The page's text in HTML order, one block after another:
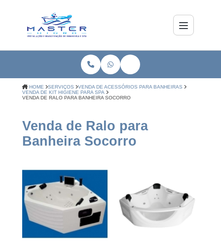
HOME SERVIÇOS
VENDA DE ACESSÓRIOS PARA BANHEIRAS
VENDA DE KIT HIGIENE PARA SPA
VENDA DE RALO PARA BANHEIRA SOCORRO
Venda de Ralo para
Banheira Socorro